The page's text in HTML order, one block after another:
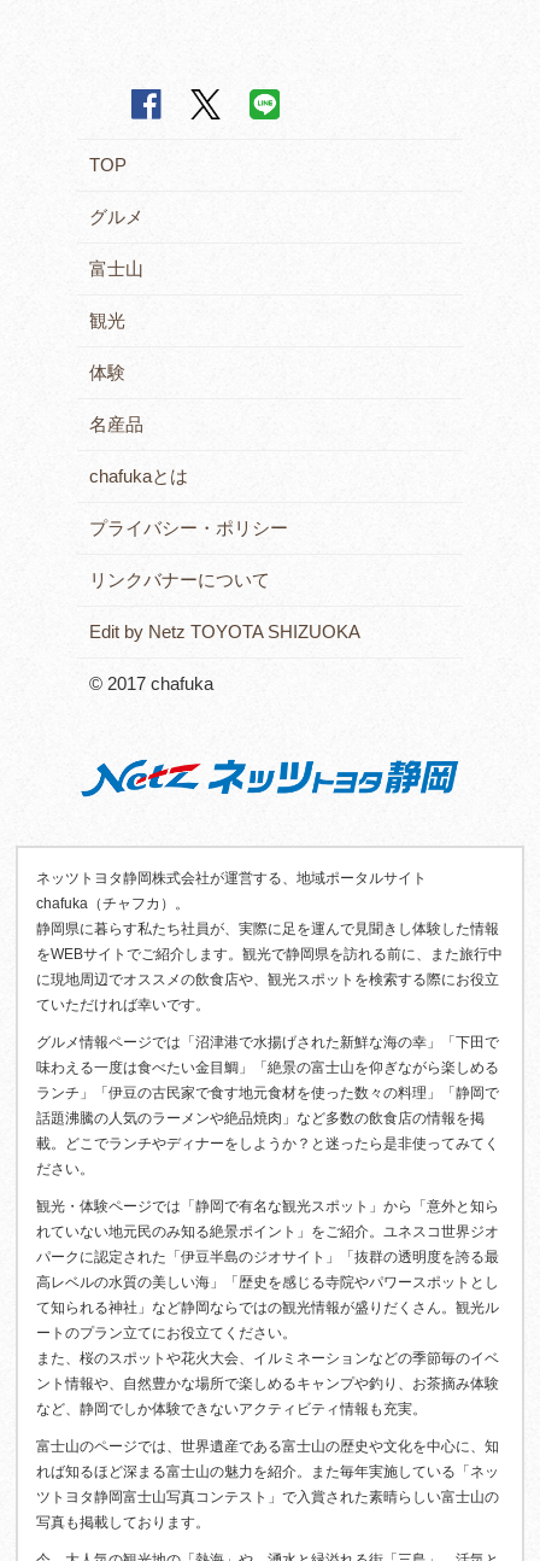
TOP
グルメ
富士山
観光
体験
名産品
chafukaとは
プライバシー・ポリシー
リンクバナーについて
Edit by Netz TOYOTA SHIZUOKA
© 2017 chafuka
ネッツトヨタ静岡株式会社が運営する、地域ポータルサイト
chafuka（チャフカ）。
静岡県に暮らす私たち社員が、実際に足を運んで見聞きし体験した情報
をWEBサイトでご紹介します。観光で静岡県を訪れる前に、また旅行中
に現地周辺でオススメの飲食店や、観光スポットを検索する際にお役立
ていただければ幸いです。
グルメ情報ページでは「沼津港で水揚げされた新鮮な海の幸」「下田で
味わえる一度は食べたい金目鯛」「絶景の富士山を仰ぎながら楽しめる
ランチ」「伊豆の古民家で食す地元食材を使った数々の料理」「静岡で
話題沸騰の人気のラーメンや絶品焼肉」など多数の飲食店の情報を掲
載。どこでランチやディナーをしようか？と迷ったら是非使ってみてく
ださい。
観光・体験ページでは「静岡で有名な観光スポット」から「意外と知ら
れていない地元民のみ知る絶景ポイント」をご紹介。ユネスコ世界ジオ
パークに認定された「伊豆半島のジオサイト」「抜群の透明度を誇る最
高レベルの水質の美しい海」「歴史を感じる寺院やパワースポットとし
て知られる神社」など静岡ならではの観光情報が盛りだくさん。観光ル
ートのプラン立てにお役立てください。
また、桜のスポットや花火大会、イルミネーションなどの季節毎のイベ
ント情報や、自然豊かな場所で楽しめるキャンプや釣り、お茶摘み体験
など、静岡でしか体験できないアクティビティ情報も充実。
富士山のページでは、世界遺産である富士山の歴史や文化を中心に、知
れば知るほど深まる富士山の魅力を紹介。また毎年実施している「ネッ
ツトヨタ静岡富士山写真コンテスト」で入賞された素晴らしい富士山の
写真も掲載しております。